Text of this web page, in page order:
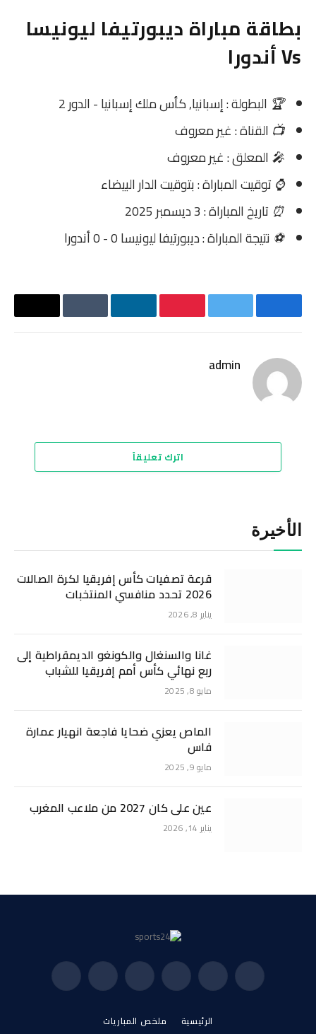
بطاقة مباراة ديبورتيفا ليونيسا
Vs أندورا
🏆 البطولة : إسبانيا, كأس ملك إسبانيا - الدور 2
📺 القناة : غير معروف
🎤المعلق : غير معروف
⌚توقيت المباراة : بتوقيت الدار البيضاء
⏰ تاريخ المباراة : 3 ديسمبر 2025
⚽ نتيجة المباراة : ديبورتيفا ليونيسا 0 - 0 أندورا
فيسبوك تويتر بينتيريستلينكدإن Tumblr البريد
admin
اترك تعليقاً
الأخيرة
قرعة تصفيات كأس إفريقيا لكرة الصالات
2026 تحدد منافسي المنتخبات
يناير 8, 2026
غانا والسنغال والكونغو الديمقراطية إلى
ربع نهائي كأس أمم إفريقيا للشباب
مايو 8, 2025
الماص يعزي ضحايا فاجعة انهيار عمارة
فاس
مايو 9, 2025
عين على كان 2027 من ملاعب المغرب
يناير 14, 2026
فيسبوك
(Twitter)
الانستغرام بينتيريست فيميو يوتيوب
الرئيسية ملخص المباريات